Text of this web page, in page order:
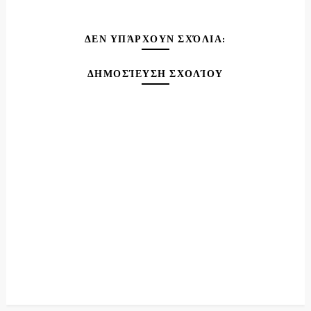
ΔΕΝ ΥΠΆΡΧΟΥΝ ΣΧΌΛΙΑ:
ΔΗΜΟΣΊΕΥΣΗ ΣΧΟΛΊΟΥ